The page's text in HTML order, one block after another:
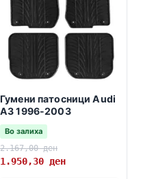
Гумени патосници Audi
A3 1996-2003
Во залиха
2.167,00ден
1.950,30 ден